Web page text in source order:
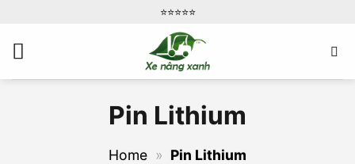
nội
dung
⭐️⭐️⭐️⭐️⭐️
Pin Lithium
Home » Pin Lithium